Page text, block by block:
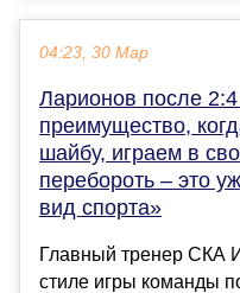
04:23, 30 Мар
Ларионов после
преимущество,
шайбу, играем в
перебороть – это
вид спорта»
Главный тренер СКА
стиле игры команды